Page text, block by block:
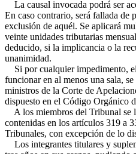
La causal invocada podrá ser
En caso contrario, será fallada de
exclusión de aquél. Se aplicará
veinte unidades tributarias
deducido, si la implicancia o la
unanimidad.
Si por cualquier impedimento,
funcionar en al menos una sala,
ministros de la Corte de
dispuesto en el Código Orgánico
A los miembros del Tribunal se
contenidas en los artículos 319 a
Tribunales, con excepción de lo
Los integrantes titulares y